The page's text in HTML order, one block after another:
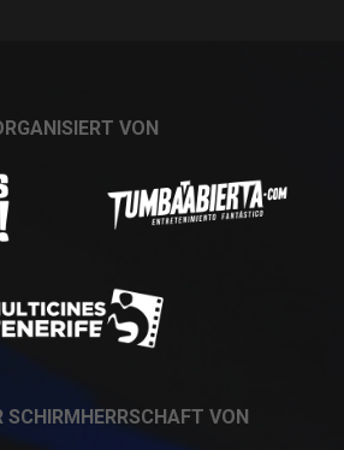
VON
SCHIRMHERRSCHAFT VON